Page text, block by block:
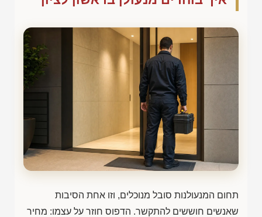
תחום המנעולנות סובל מנוכלים, וזו אחת הסיבות
שאנשים חוששים להתקשר. הדפוס חוזר על עצמו: מחיר